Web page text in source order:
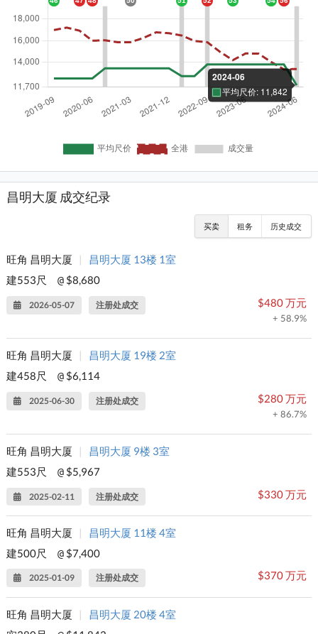
昌明大厦 成交纪录
买卖 租务 历史成交
旺角 昌明大厦 |
昌明大厦 13楼 1室
建553尺
@ $8,680
2026-05-07 注册处成交 $480 万元
+ 58.9%
旺角 昌明大厦 |
昌明大厦 19楼 2室
建458尺
@ $6,114
2025-06-30 注册处成交 $280 万元
+ 86.7%
旺角 昌明大厦 |
昌明大厦 9楼 3室
建553尺
@ $5,967
2025-02-11 注册处成交 $330 万元
旺角 昌明大厦 |
昌明大厦 11楼 4室
建500尺
@ $7,400
2025-01-09 注册处成交 $370 万元
旺角 昌明大厦 |
昌明大厦 20楼 4室